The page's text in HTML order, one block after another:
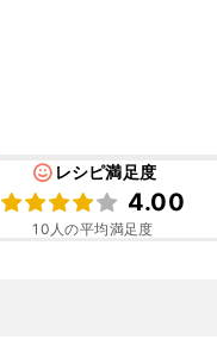
レシピ満足度
4.00
10 人の平均満足度